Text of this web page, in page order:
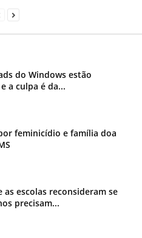
do Windows estão
a culpa é da...
feminicídio e família doa
as escolas reconsideram se
precisam...